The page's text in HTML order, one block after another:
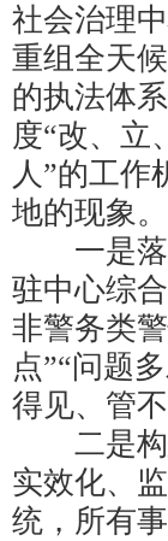
社会治理
重组全天
的执法体
度“改、立
人”的工作
地的现象。
一是落
驻中心综
非警务类
点”“问题
得见、管
二是构
实效化、
统，所有